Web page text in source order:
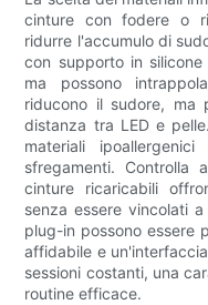
cinture con fodere o
ridurre l'accumulo di
con supporto in
ma possono
riducono il sudore, ma
distanza tra LED e
materiali
sfregamenti. Controlla
cinture ricaricabili
senza essere vincolati
plug-in possono essere
affidabile e
sessioni costanti, una
routine efficace.